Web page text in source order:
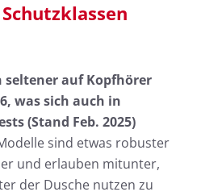
auf Kopfhörer
was sich auch in
(Stand Feb. 2025)
sind etwas robuster
und erlauben mitunter,
der Dusche nutzen zu